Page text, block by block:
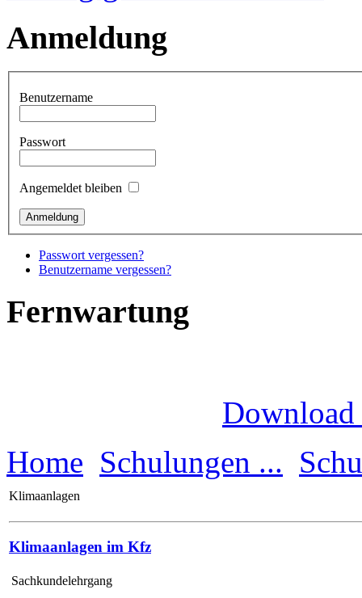
Anmeldung
Benutzername
Passwort
Angemeldet bleiben
Passwort vergessen?
Benutzername vergessen?
Fernwartung
Download
Home Schulungen ...
Klimaanlagen
Klimaanlagen im Kfz
Sachkundelehrgang